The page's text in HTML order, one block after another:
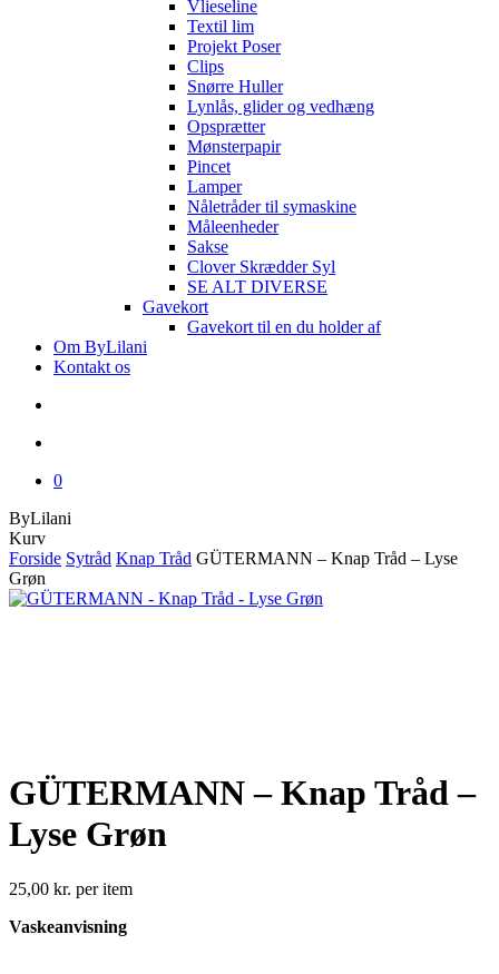
Vlieseline
Textil lim
Projekt Poser
Clips
Snørre Huller
Lynlås, glider og vedhæng
Opsprætter
Mønsterpapir
Pincet
Lamper
Nåletråder til symaskine
Måleenheder
Sakse
Clover Skrædder Syl
SE ALT DIVERSE
Gavekort
Gavekort til en du holder af
Om ByLilani
Kontakt os
0
ByLilani
KurvClose
Cart
Forside Sytråd Knap Tråd GÜTERMANN – Knap Tråd – Lyse
Grøn
GÜTERMANN – Knap Tråd –
Lyse Grøn
25,00 kr. per item
Vaskeanvisning